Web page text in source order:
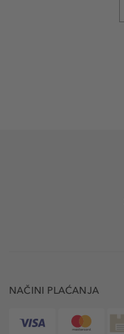
NAČINI PLAĆANJA